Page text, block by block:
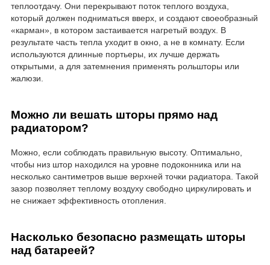
теплоотдачу. Они перекрывают поток теплого воздуха,
который должен подниматься вверх, и создают своеобразный
«карман», в котором застаивается нагретый воздух. В
результате часть тепла уходит в окно, а не в комнату. Если
используются длинные портьеры, их лучше держать
открытыми, а для затемнения применять рольшторы или
жалюзи.
Можно ли вешать шторы прямо над
радиатором?
Можно, если соблюдать правильную высоту. Оптимально,
чтобы низ штор находился на уровне подоконника или на
несколько сантиметров выше верхней точки радиатора. Такой
зазор позволяет теплому воздуху свободно циркулировать и
не снижает эффективность отопления.
Насколько безопасно размещать шторы
над батареей?